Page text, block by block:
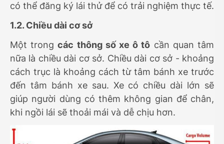
có thể đăng ký lái thử để có trải nghiệm thực tế.
1.2. Chiều dài cơ sở
Một trongcác thông số xe ô tô cần quan tâm
nữa là chiều dài cơ sở. Chiều dài cơ sở - khoảng
cách trục là khoảng cách từ tâm bánh xe trước
đến tâm bánh xe sau. Xe có chiều dài lớn sẽ
giúp người dùng có thêm không gian để chân,
khi ngồi lái sẽ thoải mái và dễ chịu hơn.